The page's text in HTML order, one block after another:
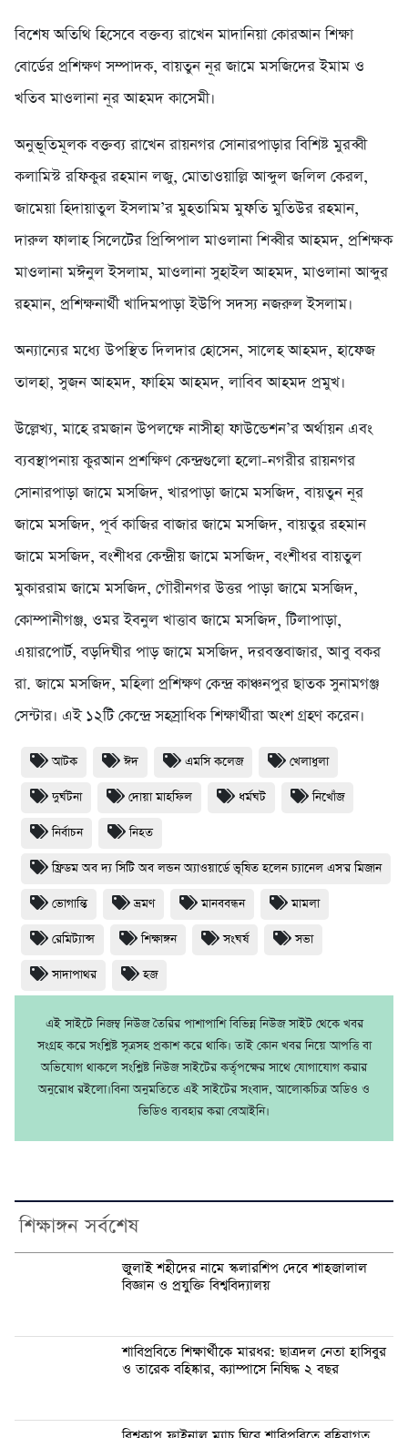
বিশেষ অতিথি হিসেবে বক্তব্য রাখেন মাদানিয়া কোরআন শিক্ষা
বোর্ডের প্রশিক্ষণ সম্পাদক, বায়তুন নূর জামে মসজিদের ইমাম ও
খতিব মাওলানা নূর আহমদ কাসেমী।
অনুভূতিমূলক বক্তব্য রাখেন রায়নগর সোনারপাড়ার বিশিষ্ট মুরব্বী
কলামিস্ট রফিকুর রহমান লজু, মোতাওয়াল্লি আব্দুল জলিল কেরল,
জামেয়া হিদায়াতুল ইসলাম’র মুহতামিম মুফতি মুতিউর রহমান,
দারুল ফালাহ সিলেটের প্রিন্সিপাল মাওলানা শিব্বীর আহমদ, প্রশিক্ষক
মাওলানা মঈনুল ইসলাম, মাওলানা সুহাইল আহমদ, মাওলানা আব্দুর
রহমান, প্রশিক্ষনার্থী খাদিমপাড়া ইউপি সদস্য নজরুল ইসলাম।
অন্যান্যের মধ্যে উপস্থিত দিলদার হোসেন, সালেহ আহমদ, হাফেজ
তালহা, সুজন আহমদ, ফাহিম আহমদ, লাবিব আহমদ প্রমুখ।
উল্লেখ্য, মাহে রমজান উপলক্ষে নাসীহা ফাউন্ডেশন’র অর্থায়ন এবং
ব্যবস্থাপনায় কুরআন প্রশক্ষিণ কেন্দ্রগুলো হলো-নগরীর রায়নগর
সোনারপাড়া জামে মসজিদ, খারপাড়া জামে মসজিদ, বায়তুন নূর
জামে মসজিদ, পূর্ব কাজির বাজার জামে মসজিদ, বায়তুর রহমান
জামে মসজিদ, বংশীধর কেন্দ্রীয় জামে মসজিদ, বংশীধর বায়তুল
মুকাররাম জামে মসজিদ, গৌরীনগর উত্তর পাড়া জামে মসজিদ,
কোম্পানীগঞ্জ, ওমর ইবনুল খাত্তাব জামে মসজিদ, টিলাপাড়া,
এয়ারপোর্ট, বড়দিঘীর পাড় জামে মসজিদ, দরবস্তবাজার, আবু বকর
রা. জামে মসজিদ, মহিলা প্রশিক্ষণ কেন্দ্র কাঞ্চনপুর ছাতক সুনামগঞ্জ
সেন্টার। এই ১২টি কেন্দ্রে সহস্রাধিক শিক্ষার্থীরা অংশ গ্রহণ করেন।
আটক ঈদ এমসি কলেজ খেলাধুলা
দুর্ঘটনা দোয়া মাহফিল ধর্মঘট নিখোঁজ
নির্বাচন নিহত
ফ্রিডম অব দ্য সিটি অব লন্ডন অ্যাওয়ার্ডে ভূষিত হলেন চ্যানেল এস'র মিজান
ভোগান্তি ভ্রমণ মানববন্ধন মামলা
রেমিট্যান্স শিক্ষাঙ্গন সংঘর্ষ সভা
সাদাপাথর হজ
এই সাইটে নিজম্ব নিউজ তৈরির পাশাপাশি বিভিন্ন নিউজ সাইট থেকে খবর
সংগ্রহ করে সংশ্লিষ্ট সূত্রসহ প্রকাশ করে থাকি। তাই কোন খবর নিয়ে আপত্তি বা
অভিযোগ থাকলে সংশ্লিষ্ট নিউজ সাইটের কর্তৃপক্ষের সাথে যোগাযোগ করার
অনুরোধ রইলো।বিনা অনুমতিতে এই সাইটের সংবাদ, আলোকচিত্র অডিও ও
ভিডিও ব্যবহার করা বেআইনি।
শিক্ষাঙ্গন সর্বশেষ
জুলাই শহীদের নামে স্কলারশিপ দেবে শাহজালাল
বিজ্ঞান ও প্রযুক্তি বিশ্ববিদ্যালয়
শাবিপ্রবিতে শিক্ষার্থীকে মারধর: ছাত্রদল নেতা হাসিবুর
ও তারেক বহিষ্কার, ক্যাম্পাসে নিষিদ্ধ ২ বছর